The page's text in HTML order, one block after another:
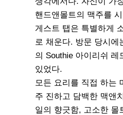
핸드앤몰트의 맥주를
게스트 탭은 특별하게
로 채운다. 방문 당시에
의 Southie 아이리쉬 레
있었다.
모든 요리를 직접 하는
주 진하고 담백한 맥앤
일의 향긋함, 고소한 몰